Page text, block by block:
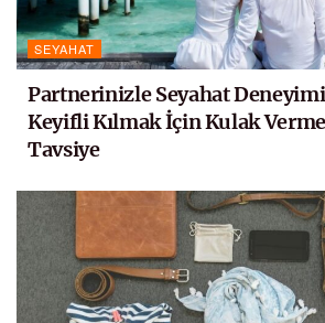
SEYAHAT
Partnerinizle Seyahat
Keyifli Kılmak İçin Kulak
Tavsiye